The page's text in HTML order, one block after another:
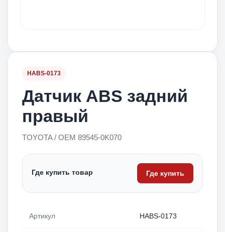
HABS-0173
Датчик ABS задний
правый
TOYOTA / OEM 89545-0K070
Где купить товар Где купить
Артикул HABS-0173